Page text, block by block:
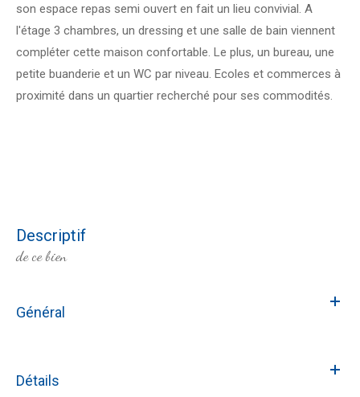
son espace repas semi ouvert en fait un lieu convivial. A
l'étage 3 chambres, un dressing et une salle de bain viennent
compléter cette maison confortable. Le plus, un bureau, une
petite buanderie et un WC par niveau. Ecoles et commerces à
proximité dans un quartier recherché pour ses commodités.
descriptif
de ce bien
Général
Détails